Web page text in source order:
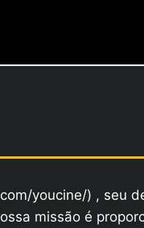
youcine/) , seu
missão é